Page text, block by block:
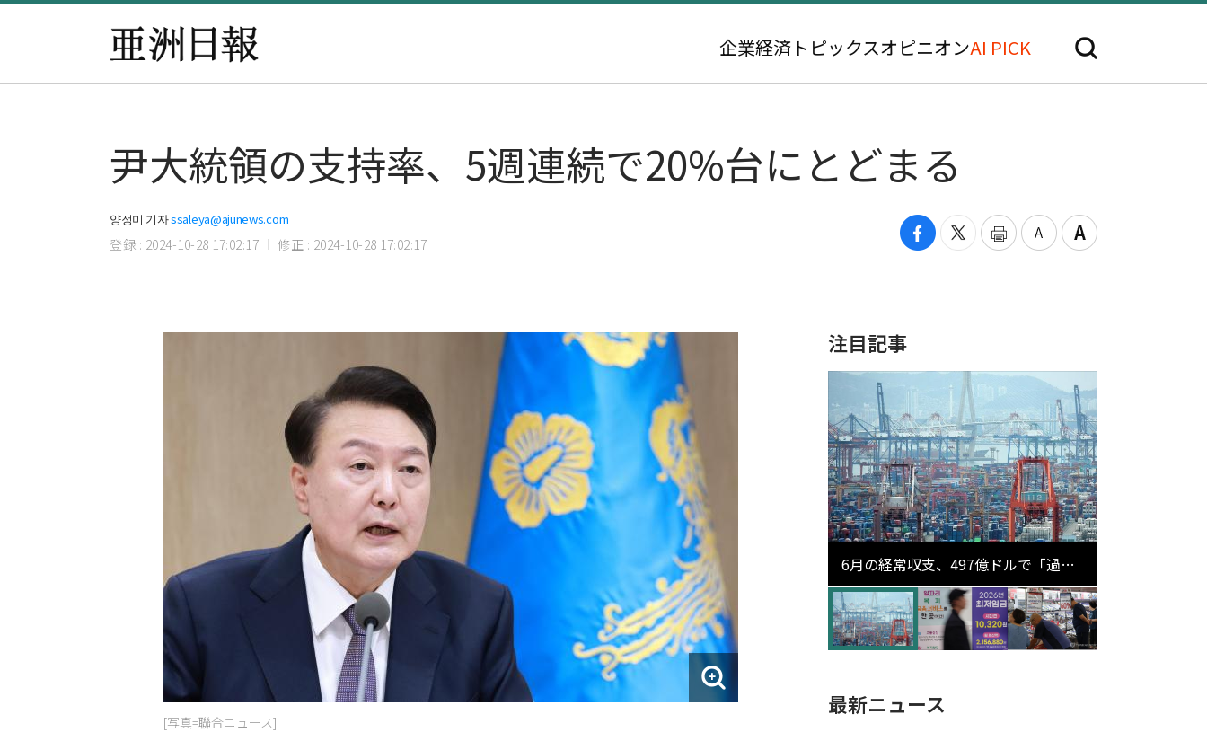
企業経済 トピックスオピニオンAI PICK
尹大統領の支持率、5週連続で20%台にとどまる
양정미 기자ssaleya@ajunews.com
登録 : 2024-10-28 17:02:17 修正 : 2024-10-28 17:02:17
[写真=聯合ニュース]
注目記事
6月の経常収支、497億ドルで「過去
最大」…輸出が初の1000億ドル突破
最新ニュース